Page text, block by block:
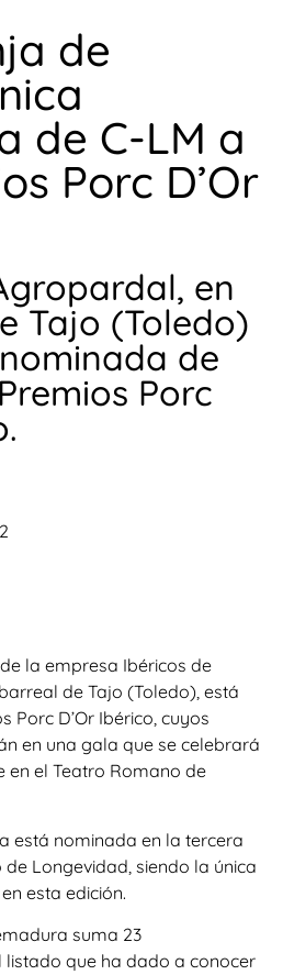
de
de C-LM a
Porc D’Or
en
Tajo (Toledo)
de
Porc
la empresa Ibéricos de
de Tajo (Toledo), está
Porc D’Or Ibérico, cuyos
en una gala que se celebrará
en el Teatro Romano de
está nominada en la tercera
Longevidad, siendo la única
esta edición.
suma 23
listado que ha dado a conocer